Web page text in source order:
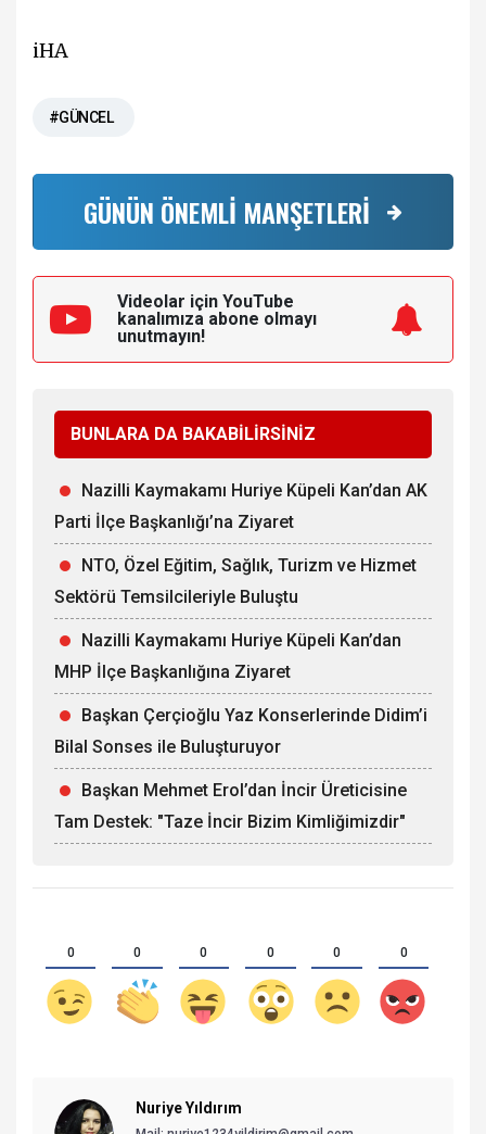
iHA
#GÜNCEL
GÜNÜN ÖNEMLİ MANŞETLERİ
Videolar için YouTube
kanalımıza abone olmayı
unutmayın!
BUNLARA DA BAKABİLİRSİNİZ
Nazilli Kaymakamı Huriye Küpeli Kan’dan AK
Parti İlçe Başkanlığı’na Ziyaret
NTO, Özel Eğitim, Sağlık, Turizm ve Hizmet
Sektörü Temsilcileriyle Buluştu
Nazilli Kaymakamı Huriye Küpeli Kan’dan
MHP İlçe Başkanlığına Ziyaret
Başkan Çerçioğlu Yaz Konserlerinde Didim’i
Bilal Sonses ile Buluşturuyor
Başkan Mehmet Erol’dan İncir Üreticisine
Tam Destek: "Taze İncir Bizim Kimliğimizdir"
0 0 0 0 0 0
Nuriye Yıldırım